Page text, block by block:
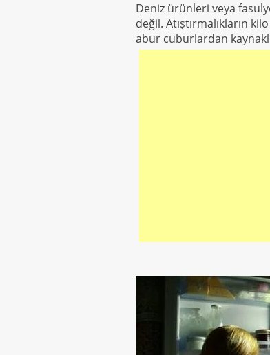
Deniz ürünleri veya
değil. Atıştırmalıkların
abur cuburlardan